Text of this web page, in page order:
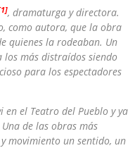
, dramaturga y directora.
como autora, que la obra
quienes la rodeaban. Un
más distraídos siendo
para los espectadores
en el Teatro del Pueblo y ya
de las obras más
movimiento un sentido, un